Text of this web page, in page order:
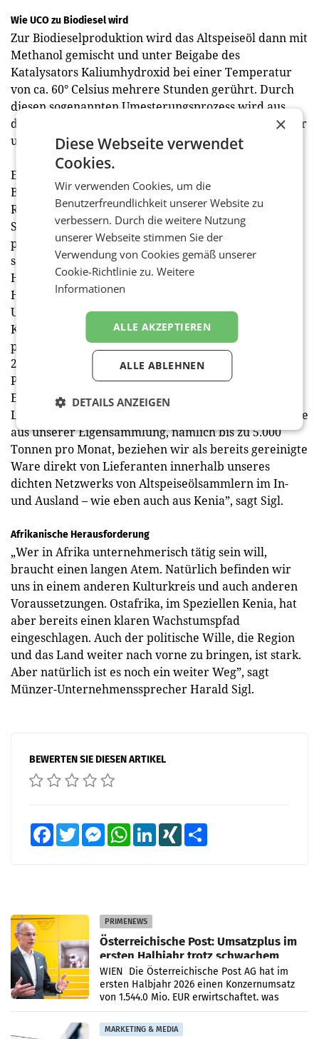
Wie UCO zu Biodiesel wird
Zur Biodieselproduktion wird das Altspeiseöl dann mit
Methanol gemischt und unter Beigabe des
Katalysators Kaliumhydroxid bei einer Temperatur
von ca. 60° Celsius mehrere Stunden gerührt. Durch
diesen sogenannten Umesterungsprozess wird aus
dem einstigen Abfallprodukt Altspeiseöl hochwertiger
und nachhaltiger Biodiesel.
Etwas mehr als 45% des benötigten Rohstoffs für die
Biodieselproduktion ist Altspeiseöl. Der restliche
Rohstoff kommt von technischen Pflanzenölen. Am
Standort in Wien werden in der neuen UCO-Anlage
pro Stunde das Altspeiseöl von 85 Münzertonnen
sowie 85 Sammeltonnen aus der Gastronomie bzw.
Hotellerie und auch 430 Behälter aus der
Haushaltssammlung entleert und verarbeitet. „Die
Umrechnung sieht folgendermaßen aus: Aus einem
Kilo Altspeisefett wird ca. ein Kilo Biodiesel. Wir
produzieren an unseren zwei Standorten rund
220.000 Tonnen Biodiesel”, so Sigl.
Pro Monat werden mehr als 800 t UCO sowohl in
Eigen­logistik als auch mithilfe lizensierter
Logistikpartner gesammelt. „Ein Vielfaches der Menge
aus unserer Eigensammlung, nämlich bis zu 5.000
Tonnen pro Monat, beziehen wir als bereits gereinigte
Ware direkt von Lieferanten innerhalb unseres
dichten Netzwerks von Altspeiseölsammlern im In-
und Ausland – wie eben auch aus Kenia”, sagt Sigl.
Afrikanische Herausforderung
„Wer in Afrika unternehmerisch tätig sein will,
braucht einen langen Atem. Natürlich befinden wir
uns in einem anderen Kulturkreis und auch anderen
Voraussetzungen. Ostafrika, im Speziellen Kenia, hat
aber bereits einen klaren Wachstumspfad
eingeschlagen. Auch der politische Wille, die Region
und das Land weiter nach vorne zu bringen, ist stark.
Aber natürlich ist es noch ein weiter Weg”, sagt
Münzer-Unternehmenssprecher Harald Sigl.
BEWERTEN SIE DIESEN ARTIKEL
FacebookTwitter MessengerWhatsAppLinkedInXING
PRIMENEWS
Österreichische Post: Umsatzplus im
ersten Halbjahr trotz schwachem
Briefgeschäft
WIEN Die Österreichische Post AG hat im
ersten Halbjahr 2026 einen Konzernumsatz
von 1.544,0 Mio. EUR erwirtschaftet, was
einem Plus von 3,8 Prozent gegenüber dem
Vergleichszeitraum
MARKETING & MEDIA
×
Diese Webseite verwendet
Cookies.
Wir verwenden Cookies, um die
Benutzerfreundlichkeit unserer Website zu
verbessern. Durch die weitere Nutzung
unserer Webseite stimmen Sie der
Verwendung von Cookies gemäß unserer
Cookie-Richtlinie zu.Weitere
Informationen
ALLE AKZEPTIEREN
ALLE ABLEHNEN
DETAILS ANZEIGEN